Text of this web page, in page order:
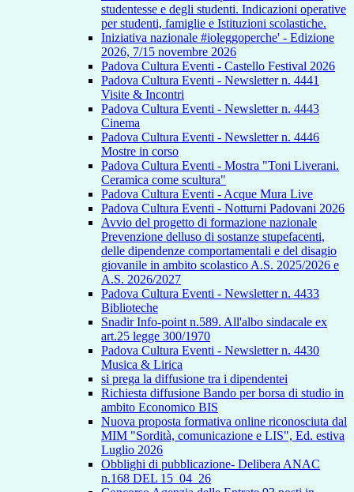
studentesse e degli studenti. Indicazioni operative
per studenti, famiglie e Istituzioni scolastiche.
Iniziativa nazionale #ioleggoperche' - Edizione
2026, 7/15 novembre 2026
Padova Cultura Eventi - Castello Festival 2026
Padova Cultura Eventi - Newsletter n. 4441
Visite & Incontri
Padova Cultura Eventi - Newsletter n. 4443
Cinema
Padova Cultura Eventi - Newsletter n. 4446
Mostre in corso
Padova Cultura Eventi - Mostra "Toni Liverani.
Ceramica come scultura"
Padova Cultura Eventi - Acque Mura Live
Padova Cultura Eventi - Notturni Padovani 2026
Avvio del progetto di formazione nazionale
Prevenzione delluso di sostanze stupefacenti,
delle dipendenze comportamentali e del disagio
giovanile in ambito scolastico A.S. 2025/2026 e
A.S. 2026/2027
Padova Cultura Eventi - Newsletter n. 4433
Biblioteche
Snadir Info-point n.589. All'albo sindacale ex
art.25 legge 300/1970
Padova Cultura Eventi - Newsletter n. 4430
Musica & Lirica
si prega la diffusione tra i dipendentei
Richiesta diffusione Bando per borsa di studio in
ambito Economico BIS
Nuova proposta formativa online riconosciuta dal
MIM "Sordità, comunicazione e LIS", Ed. estiva
Luglio 2026
Obblighi di pubblicazione- Delibera ANAC
n.168 DEL 15_04_26